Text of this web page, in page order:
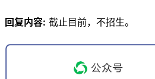
回复内容: 截止目前，不招生。